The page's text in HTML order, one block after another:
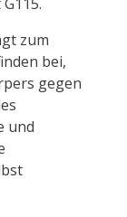
zum
bei,
gegen
und